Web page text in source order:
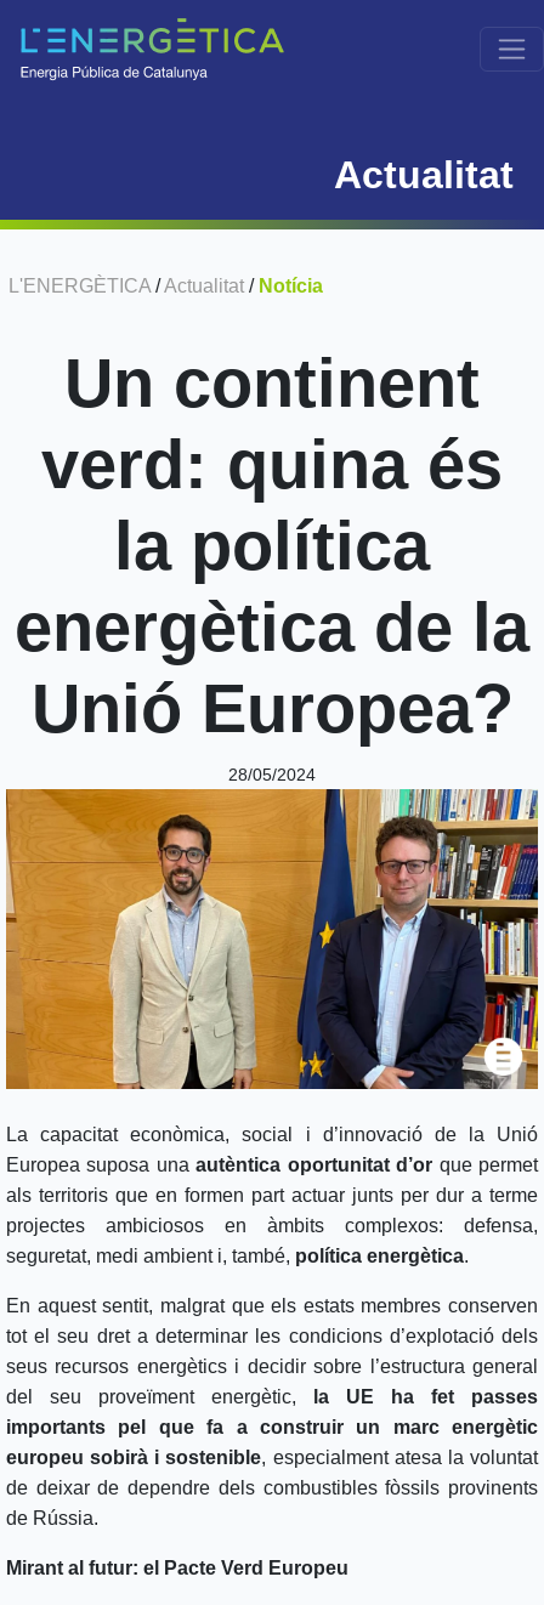
Actualitat
L'ENERGÈTICA /Actualitat / Notícia
Un continent
verd: quina és
la política
energètica de la
Unió Europea?
28/05/2024
La capacitat econòmica, social i d’innovació de la Unió
Europea suposa unaautèntica oportunitat d’or que permet
als territoris que en formen part actuar junts per dur a terme
projectes ambiciosos en àmbits complexos: defensa,
seguretat, medi ambient i, també, política energètica.
En aquest sentit, malgrat que els estats membres conserven
tot el seu dret a determinar les condicions d’explotació dels
seus recursos energètics i decidir sobre l’estructura general
del seu proveïment energètic,
la UE ha fet passes
importants pel que fa a construir un marc energètic
europeu sobirà i sostenible, especialment atesa la voluntat
de deixar de dependre dels combustibles fòssils provinents
de Rússia.
Mirant al futur: el Pacte Verd Europeu